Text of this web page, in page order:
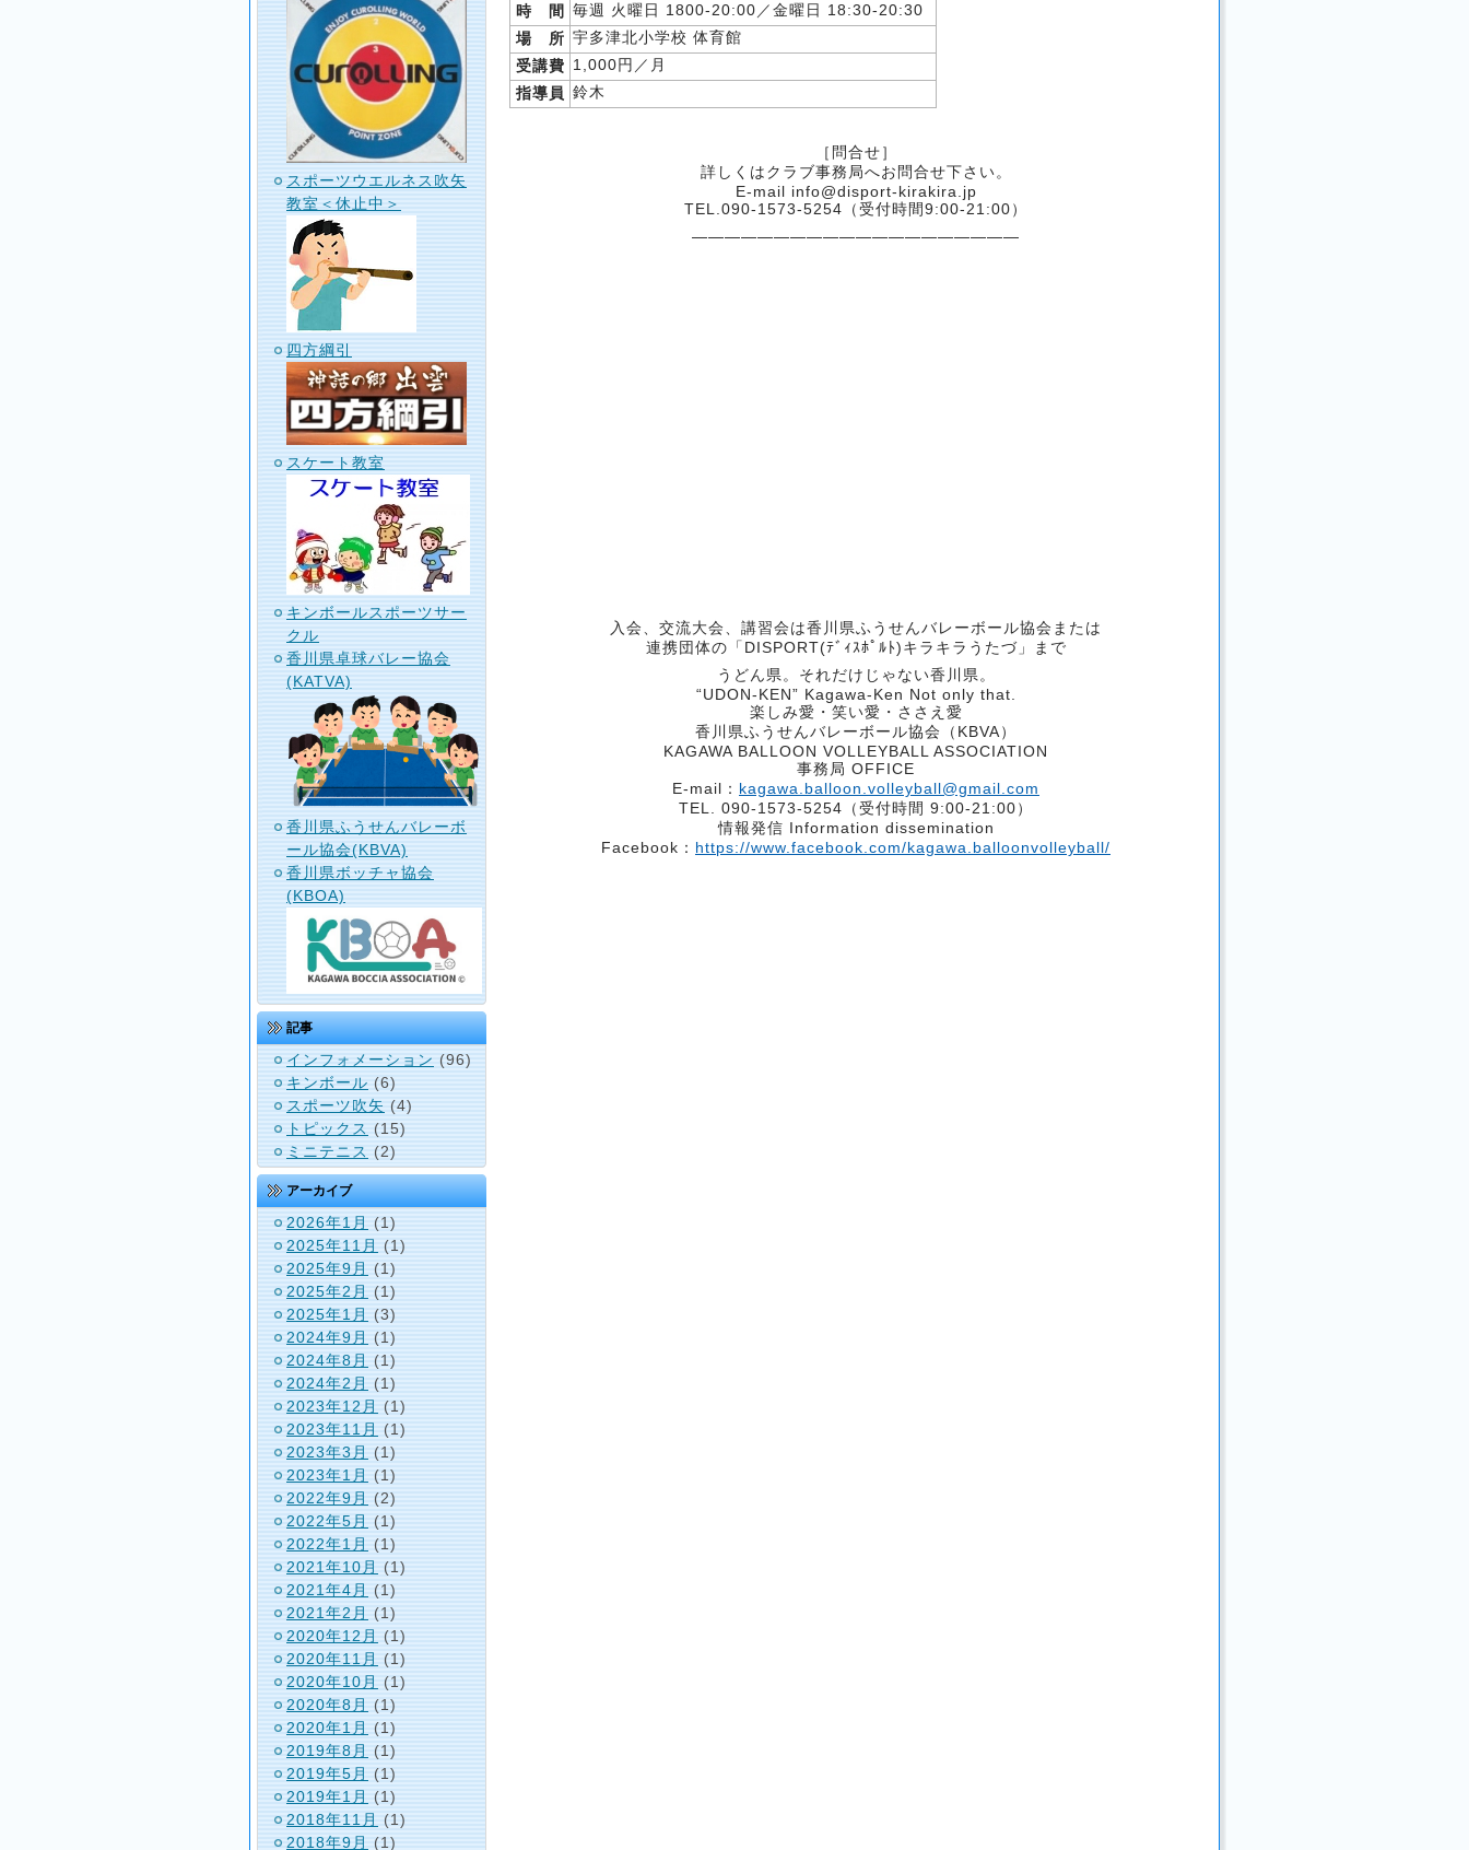
スポーツウエルネス吹矢
教室＜休止中＞
四方綱引
スケート教室
キンボールスポーツサー
クル
香川県卓球バレー協会
(KATVA)
香川県ふうせんバレーボ
ール協会(KBVA)
香川県ボッチャ協会
(KBOA)
記事
インフォメーション (96)
キンボール (6)
スポーツ吹矢 (4)
トピックス (15)
ミニテニス (2)
アーカイブ
2026年1月
(1)
2025年11月 (1)
2025年9月 (1)
2025年2月
(1)
2025年1月
(3)
2024年9月 (1)
2024年8月 (1)
2024年2月
(1)
2023年12月
(1)
2023年11月 (1)
2023年3月 (1)
2023年1月
(1)
2022年9月
(2)
2022年5月 (1)
2022年1月 (1)
2021年10月
(1)
2021年4月
(1)
2021年2月 (1)
2020年12月 (1)
2020年11月
(1)
2020年10月
(1)
2020年8月 (1)
2020年1月 (1)
2019年8月
(1)
2019年5月
(1)
2019年1月 (1)
2018年11月 (1)
2018年9月
(1)
時 間
毎週 火曜日 1800-20:00／金曜日 18:30-20:30
場 所 宇多津北小学校 体育館
受講費 1,000円／月
指導員 鈴木
［問合せ］
詳しくはクラブ事務局へお問合せ下さい。
E-mail info@disport-kirakira.jp
TEL.090-1573-5254（受付時間9:00-21:00）
————————————————————
入会、交流大会、講習会は香川県ふうせんバレーボール協会または
連携団体の「DISPORT(ﾃﾞｨｽﾎﾟﾙﾄ)キラキラうたづ」まで
うどん県。それだけじゃない香川県。
“UDON-KEN” Kagawa-Ken Not only that.
楽しみ愛・笑い愛・ささえ愛
香川県ふうせんバレーボール協会（KBVA）
KAGAWA BALLOON VOLLEYBALL ASSOCIATION
事務局 OFFICE
E-mail： kagawa.balloon. volleyball@gmail.com
TEL. 090-1573-5254（受付時間 9:00-21:00）
情報発信 Information dissemination
Facebook： https://www.facebook.com/kagawa.balloonvolleyball/